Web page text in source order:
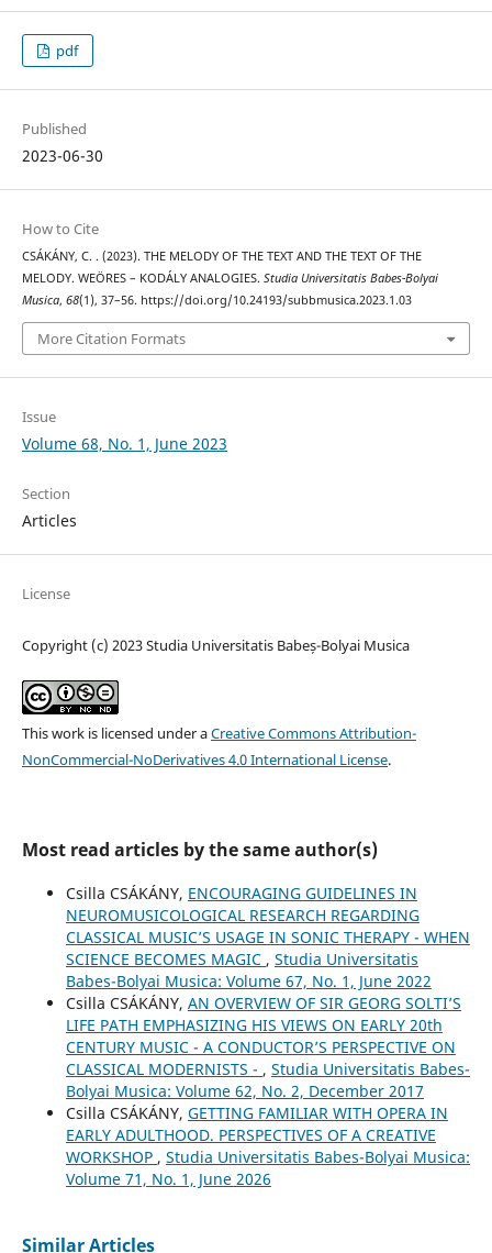
pdf
Published
2023-06-30
How to Cite
CSÁKÁNY, C. . (2023). THE MELODY OF THE TEXT AND THE TEXT OF THE
MELODY. WEÖRES – KODÁLY ANALOGIES. Studia Universitatis Babes-Bolyai
Musica, 68(1), 37–56. https://doi.org/10.24193/subbmusica.2023.1.03
More Citation Formats
Issue
Volume 68, No. 1, June 2023
Section
Articles
License
Copyright (c) 2023 Studia Universitatis Babeș-Bolyai Musica
This work is licensed under aCreative Commons Attribution-
NonCommercial-NoDerivatives 4.0 International License.
Most read articles by the same author(s)
Csilla CSÁKÁNY, ENCOURAGING GUIDELINES IN
NEUROMUSICOLOGICAL RESEARCH REGARDING
CLASSICAL MUSIC’S USAGE IN SONIC THERAPY - WHEN
SCIENCE BECOMES MAGIC , Studia Universitatis
Babes-Bolyai Musica: Volume 67, No. 1, June 2022
Csilla CSÁKÁNY, AN OVERVIEW OF SIR GEORG SOLTI’S
LIFE PATH EMPHASIZING HIS VIEWS ON EARLY 20th
CENTURY MUSIC - A CONDUCTOR’S PERSPECTIVE ON
CLASSICAL MODERNISTS - , Studia Universitatis Babes-
Bolyai Musica: Volume 62, No. 2, December 2017
Csilla CSÁKÁNY, GETTING FAMILIAR WITH OPERA IN
EARLY ADULTHOOD. PERSPECTIVES OF A CREATIVE
WORKSHOP , Studia Universitatis Babes-Bolyai Musica:
Volume 71, No. 1, June 2026
Similar Articles